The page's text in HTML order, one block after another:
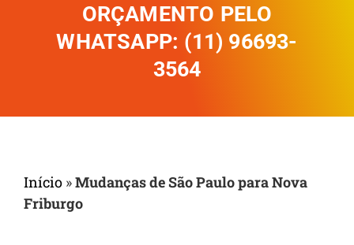
ORÇAMENTO PELO
WHATSAPP: (11) 96693-
3564
Início »Mudanças de São Paulo para Nova
Friburgo